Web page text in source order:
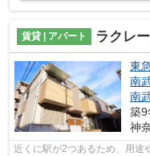
賃貸 | アパート ラクレ
東
南
南
築9
神
近くに駅が2つあるため、用途